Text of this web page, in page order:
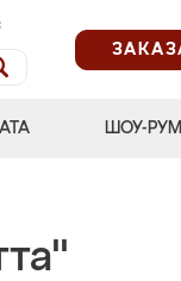
ШОУ-РУМ